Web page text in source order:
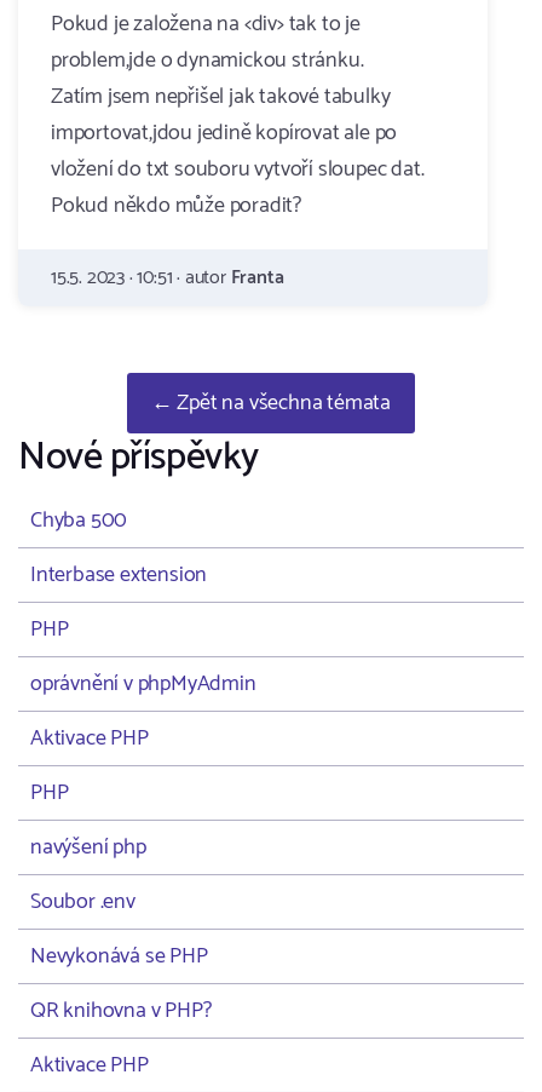
Pokud je založena na <div> tak to je
problem,jde o dynamickou stránku.
Zatím jsem nepřišel jak takové tabulky
importovat,jdou jedině kopírovat ale po
vložení do txt souboru vytvoří sloupec dat.
Pokud někdo může poradit?
15.5. 2023 · 10:51 · autorFranta
← Zpět na všechna témata
Nové příspěvky
Chyba 500
Interbase extension
PHP
oprávnění v phpMyAdmin
Aktivace PHP
PHP
navýšení php
Soubor .env
Nevykonává se PHP
QR knihovna v PHP?
Aktivace PHP